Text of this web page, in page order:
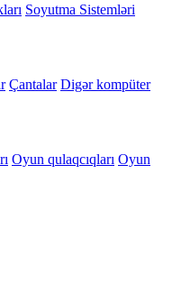
Soyutma Sistemləri
Çantalar Digər kompüter
Oyun qulaqcıqları Oyun